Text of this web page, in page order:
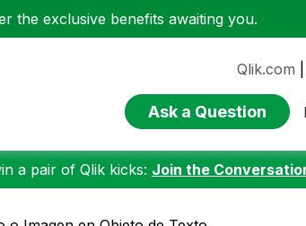
the exclusive benefits awaiting you.
Qlik.com
Ask a Question
a pair of Qlik kicks: Join the